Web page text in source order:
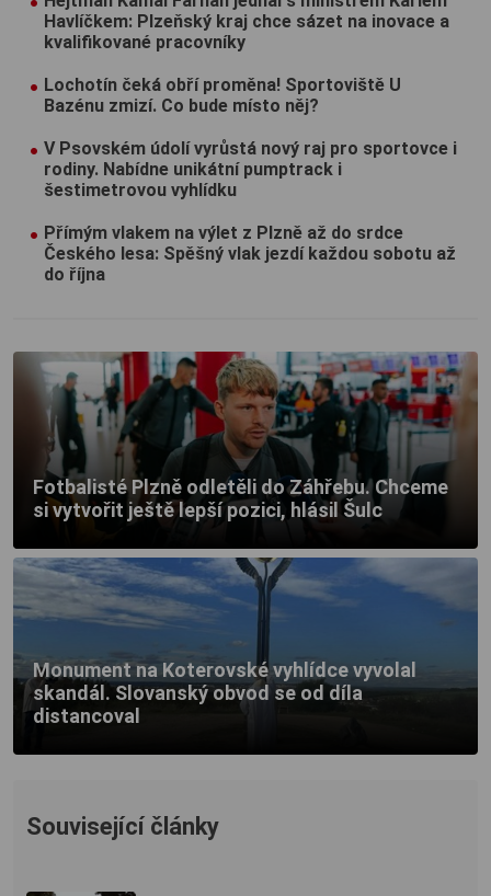
Havlíčkem: Plzeňský kraj chce sázet na inovace a
kvalifikované pracovníky
Lochotín čeká obří proměna! Sportoviště U
Bazénu zmizí. Co bude místo něj?
V Psovském údolí vyrůstá nový raj pro sportovce i
rodiny. Nabídne unikátní pumptrack i
šestimetrovou vyhlídku
Přímým vlakem na výlet z Plzně až do srdce
Českého lesa: Spěšný vlak jezdí každou sobotu až
do října
Fotbalisté Plzně odletěli do Záhřebu. Chceme
si vytvořit ještě lepší pozici, hlásil Šulc
Monument na Koterovské vyhlídce vyvolal
skandál. Slovanský obvod se od díla
distancoval
Související články